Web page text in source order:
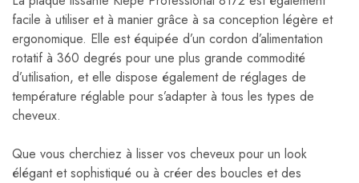
facile à utiliser et à manier grâce à sa conception légère et
ergonomique. Elle est équipée d’un cordon d’alimentation
rotatif à 360 degrés pour une plus grande commodité
d’utilisation, et elle dispose également de réglages de
température réglable pour s’adapter à tous les types de
cheveux.
Que vous cherchiez à lisser vos cheveux pour un look
élégant et sophistiqué ou à créer des boucles et des